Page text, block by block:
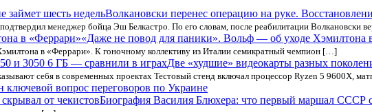
Волкановски перенес операцию на руке.
менеджер бойца Эш Белкастро. По его словам, после реабилитации Волкановски
«Даже не повод для паники». Вольф — об уходе Хэмилтона
в «Феррари». К гоночному коллективу из Италии семикратный чемпион […]
Две «худшие» видеокарты разных
себя в современных проектах Тестовый стенд включал процессор Ryzen 5 9600X,
ключевой вопрос переговоров по Украине
Биография Василия Блюхера: что первый маршал СССР